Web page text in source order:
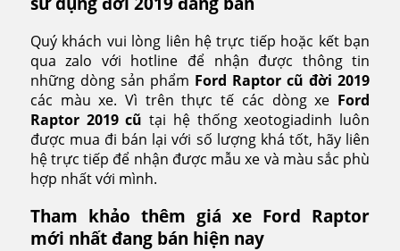
Quý khách vui lòng liên hệ trực tiếp hoặc kết bạn
qua zalo với hotline để nhận được thông tin
những dòng sản phẩm Ford Raptor cũ đời 2019
các màu xe. Vì trên thực tế các dòng xe Ford
Raptor 2019 cũ tại hệ thống xeotogiadinh luôn
được mua đi bán lại với số lượng khá tốt, hãy liên
hệ trực tiếp để nhận được mẫu xe và màu sắc phù
hợp nhất với mình.
Tham khảo thêm giá xe Ford Raptor
mới nhất đang bán hiện nay